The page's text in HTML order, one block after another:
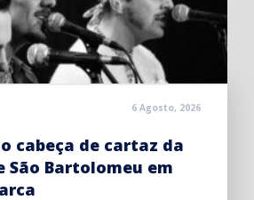
6 Agosto, 2026
cabeça de cartaz da
São Bartolomeu em